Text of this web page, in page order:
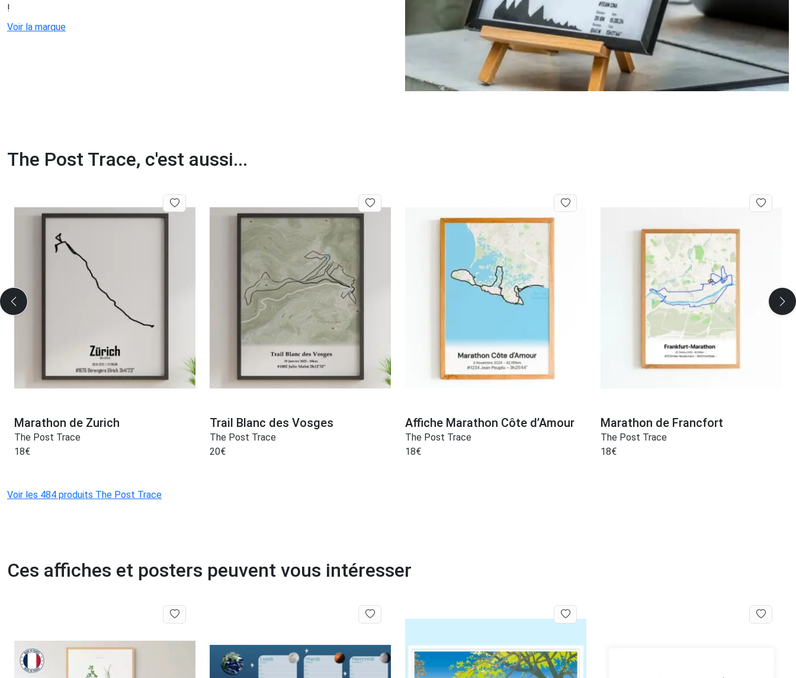
!
Voir la marque
The Post Trace, c'est aussi...
Marathon de Zurich
The Post Trace
18€
Trail Blanc des Vosges
The Post Trace
20€
Affiche Marathon Côte d’Amour
The Post Trace
18€
Marathon de Francfort
The Post Trace
18€
Voir les 484 produits The Post Trace
Ces affiches et posters peuvent vous intéresser